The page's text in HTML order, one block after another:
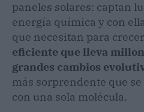
paneles solares: captan
energía química y con
que necesitan para
eficiente que lleva
grandes cambios
más sorprendente que
con una sola molécula.